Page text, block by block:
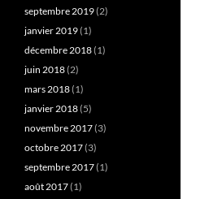
septembre 2019(2)
janvier 2019(1)
décembre 2018(1)
juin 2018(2)
mars 2018(1)
janvier 2018(5)
novembre 2017(3)
octobre 2017(3)
septembre 2017(1)
août 2017(1)